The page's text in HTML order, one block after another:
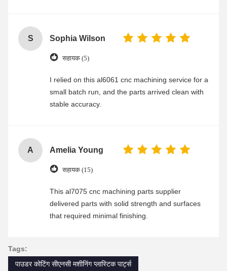
S Sophia Wilson
सहायक (5)
I relied on this al6061 cnc machining service for a
small batch run, and the parts arrived clean with
stable accuracy.
A Amelia Young
सहायक (15)
This al7075 cnc machining parts supplier
delivered parts with solid strength and surfaces
that required minimal finishing.
Tags:
पाउडर कोटिंग सीएनसी मशीनिंग प्लास्टिक पार्ट्स